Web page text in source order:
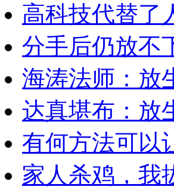
高科技代替了
分手后仍放不
海涛法师：放
达真堪布：放
有何方法可以
家人杀鸡，我